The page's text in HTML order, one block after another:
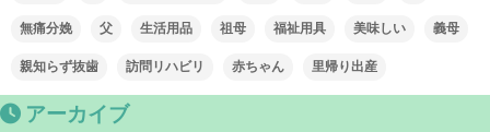
無痛分娩 父 生活用品 祖母 福祉用具 美味しい 義母
親知らず抜歯 訪問リハビリ 赤ちゃん 里帰り出産
アーカイブ